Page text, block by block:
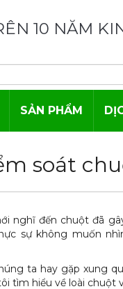
10 NĂM
SẢN PHẨM
soát
nghĩ đến chuột đã
sự không muốn
ta hay gặp xung
tìm hiểu về loài chuột